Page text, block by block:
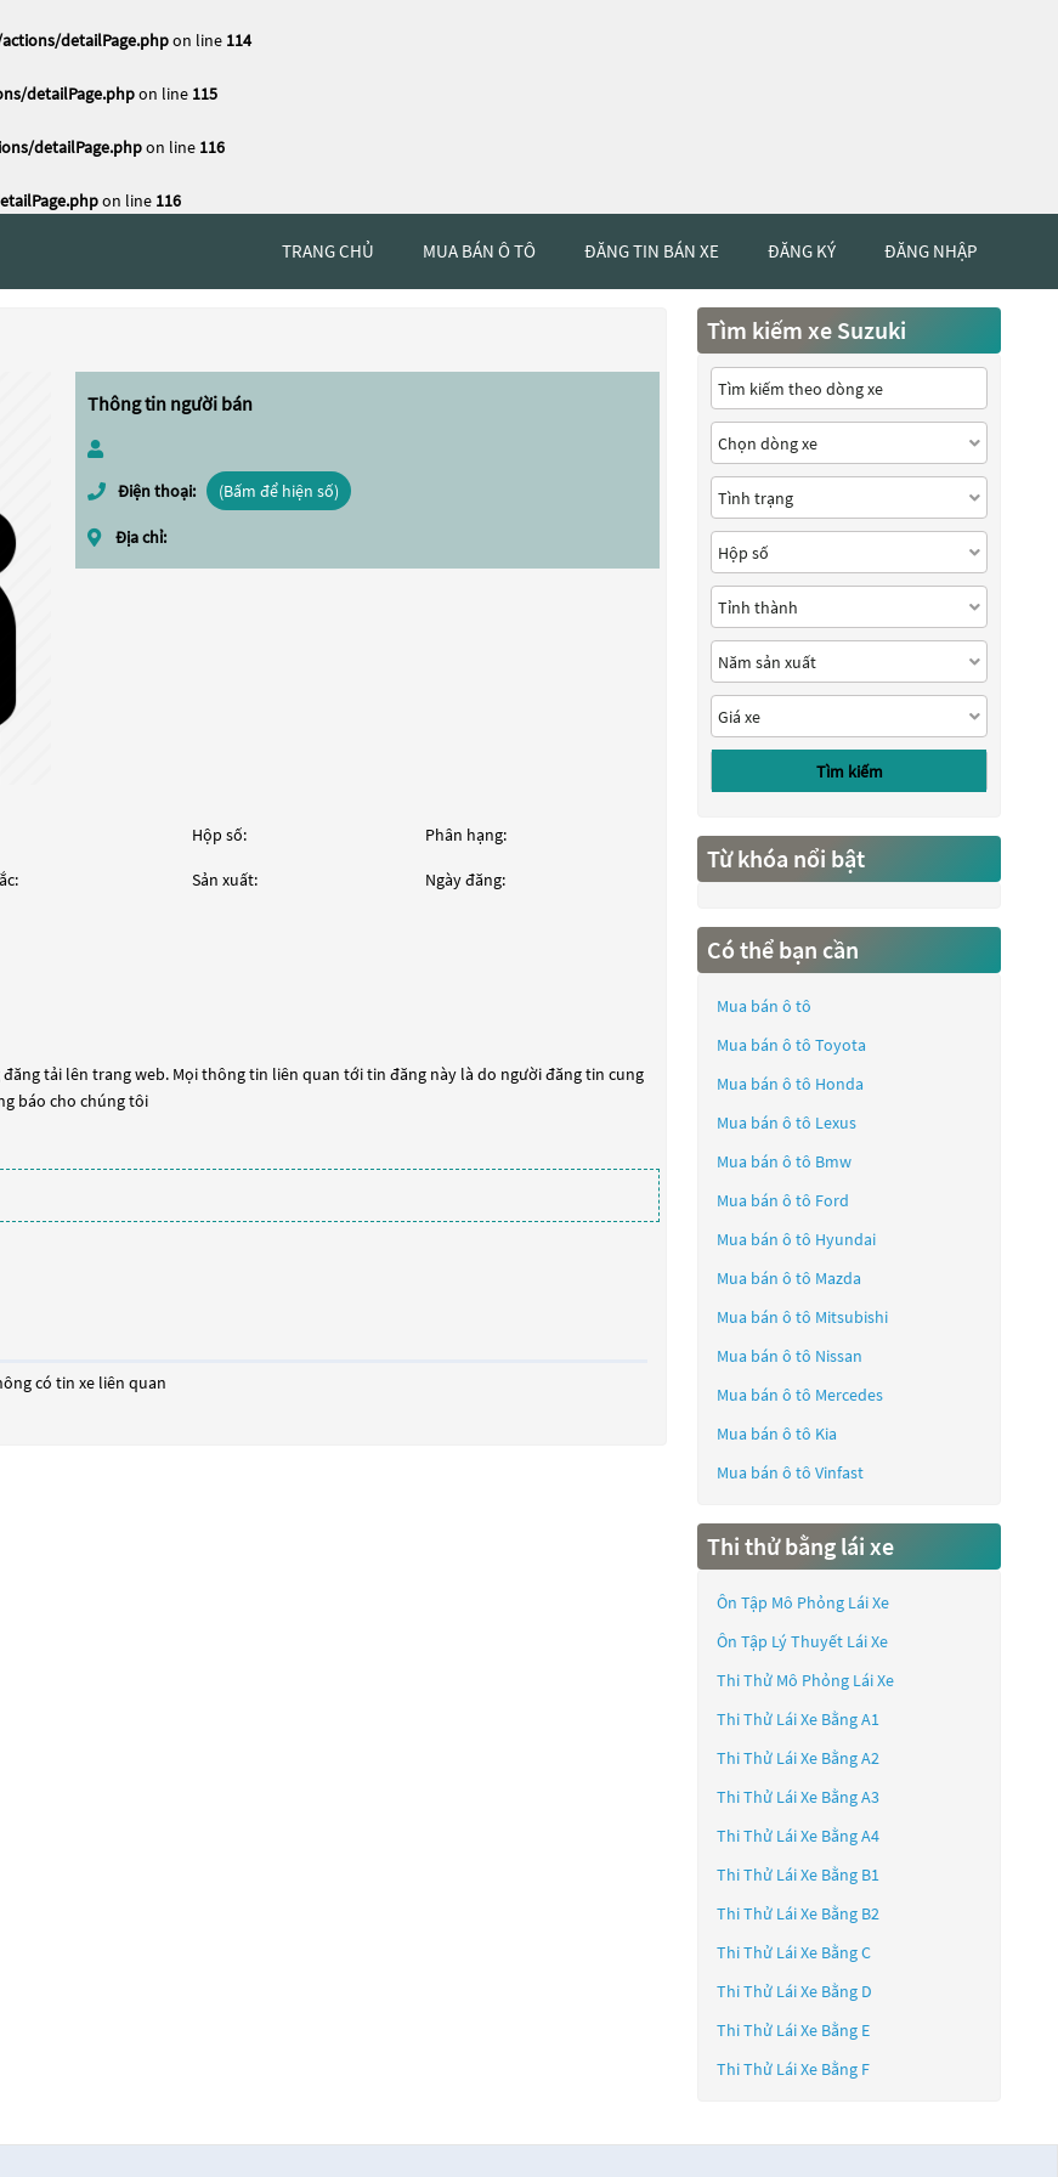
detailPage.phpon line 114
detailPage.phpon line 115
detailPage.phpon line 116
on line 116
TRANG CHỦ MUA BÁN Ô TÔ ĐĂNG TIN BÁN XE ĐĂNG KÝ ĐĂNG NHẬP
Thông tin người bán
Điện thoại: (Bấm để hiện số)
Địa chỉ:
Hộp số: Phân hạng:
Sản xuất: Ngày đăng:
tải lên trang web. Mọi thông tin liên quan tới tin đăng này là do người đăng tin cung
báo cho chúng tôi
có tin xe liên quan
Tìm kiếm xe Suzuki
Tìm kiếm
Từ khóa nổi bật
Có thể bạn cần
Mua bán ô tô
Mua bán ô tô Toyota
Mua bán ô tô Honda
Mua bán ô tô Lexus
Mua bán ô tô Bmw
Mua bán ô tô Ford
Mua bán ô tô Hyundai
Mua bán ô tô Mazda
Mua bán ô tô Mitsubishi
Mua bán ô tô Nissan
Mua bán ô tô Mercedes
Mua bán ô tô Kia
Mua bán ô tô Vinfast
Thi thử bằng lái xe
Ôn Tập Mô Phỏng Lái Xe
Ôn Tập Lý Thuyết Lái Xe
Thi Thử Mô Phỏng Lái Xe
Thi Thử Lái Xe Bằng A1
Thi Thử Lái Xe Bằng A2
Thi Thử Lái Xe Bằng A3
Thi Thử Lái Xe Bằng A4
Thi Thử Lái Xe Bằng B1
Thi Thử Lái Xe Bằng B2
Thi Thử Lái Xe Bằng C
Thi Thử Lái Xe Bằng D
Thi Thử Lái Xe Bằng E
Thi Thử Lái Xe Bằng F